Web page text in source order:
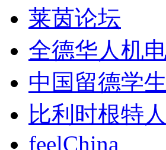
莱茵论坛
全德华人机
中国留德学
比利时根特
feelChina